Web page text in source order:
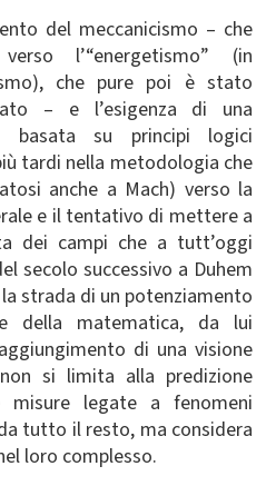
del meccanicismo – che
l’“energetismo” (in
che pure poi è stato
– e l’esigenza di una
basata su principi logici
tardi nella metodologia che
anche a Mach) verso la
e il tentativo di mettere a
dei campi che a tutt’oggi
secolo successivo a Duhem
strada di un potenziamento
della matematica, da lui
di una visione
si limita alla predizione
legate a fenomeni
tutto il resto, ma considera
loro complesso.